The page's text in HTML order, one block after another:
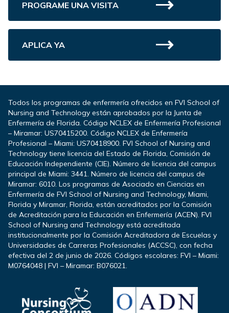
PROGRAME UNA VISITA
APLICA YA
Todos los programas de enfermería ofrecidos en FVI School of
Nursing and Technology están aprobados por la Junta de
Enfermería de Florida. Código NCLEX de Enfermería Profesional
– Miramar: US70415200. Código NCLEX de Enfermería
Profesional – Miami: US70418900. FVI School of Nursing and
Technology tiene licencia del Estado de Florida, Comisión de
Educación Independiente (CIE). Número de licencia del campus
principal de Miami: 3441. Número de licencia del campus de
Miramar: 6010. Los programas de Asociado en Ciencias en
Enfermería de FVI School of Nursing and Technology, Miami,
Florida y Miramar, Florida, están acreditados por la Comisión
de Acreditación para la Educación en Enfermería (ACEN). FVI
School of Nursing and Technology está acreditada
institucionalmente por la Comisión Acreditadora de Escuelas y
Universidades de Carreras Profesionales (ACCSC), con fecha
efectiva del 2 de junio de 2026. Códigos escolares: FVI – Miami:
M0764048 | FVI – Miramar: B076021.